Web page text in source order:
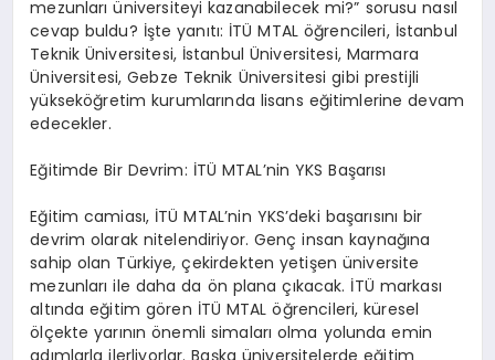
mezunları üniversiteyi kazanabilecek mi?” sorusu nasıl
cevap buldu? İşte yanıtı: İTÜ MTAL öğrencileri, İstanbul
Teknik Üniversitesi, İstanbul Üniversitesi, Marmara
Üniversitesi, Gebze Teknik Üniversitesi gibi prestijli
yükseköğretim kurumlarında lisans eğitimlerine devam
edecekler.
Eğitimde Bir Devrim: İTÜ MTAL’nin YKS Başarısı
Eğitim camiası, İTÜ MTAL’nin YKS’deki başarısını bir
devrim olarak nitelendiriyor. Genç insan kaynağına
sahip olan Türkiye, çekirdekten yetişen üniversite
mezunları ile daha da ön plana çıkacak. İTÜ markası
altında eğitim gören İTÜ MTAL öğrencileri, küresel
ölçekte yarının önemli simaları olma yolunda emin